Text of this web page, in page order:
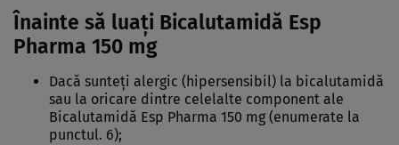
Înainte să luaţi Bicalutamidă Esp
Pharma 150 mg
Dacă sunteţi alergic (hipersensibil) la bicalutamidă
sau la oricare dintre celelalte component ale
Bicalutamidă Esp Pharma 150 mg (enumerate la
punctul. 6);